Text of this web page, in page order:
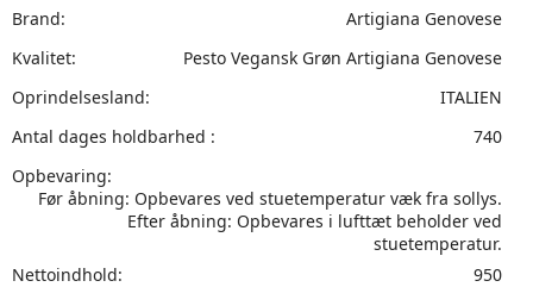
Brand:
Artigiana Genovese
Kvalitet:
Pesto Vegansk Grøn Artigiana Genovese
Oprindelsesland:
ITALIEN
Antal dages holdbarhed :
740
Opbevaring:
Før åbning: Opbevares ved stuetemperatur væk fra sollys.
Efter åbning: Opbevares i lufttæt beholder ved
stuetemperatur.
Nettoindhold:
950